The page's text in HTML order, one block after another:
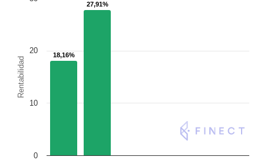
Rentabilidad
18,16%
18,16%
27,91%
27,91%
0
10
20